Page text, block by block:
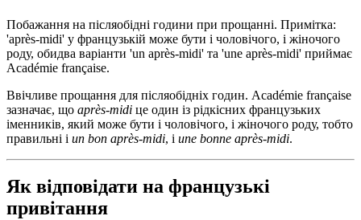
Побажання на післяобідні години при прощанні. Примітка:
'après-midi' у французькій може бути і чоловічого, і жіночого
роду, обидва варіанти 'un après-midi' та 'une après-midi' приймає
Académie française.
Ввічливе прощання для післяобідніх годин. Académie française
зазначає, що après-midi це один із рідкісних французьких
іменників, який може бути і чоловічого, і жіночого роду, тобто
правильні і un bon après-midi, і une bonne après-midi.
Як відповідати на французькі
привітання